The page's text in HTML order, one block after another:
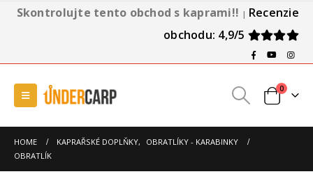
Skontrolujte tento obchod s kaprami!! | Recenzie
obchodu: 4,9/5
0
HOME KAPRAŘSKÉ DOPLŇKY,
OBRATLÍKY - KARABINKY
OBRATLÍK